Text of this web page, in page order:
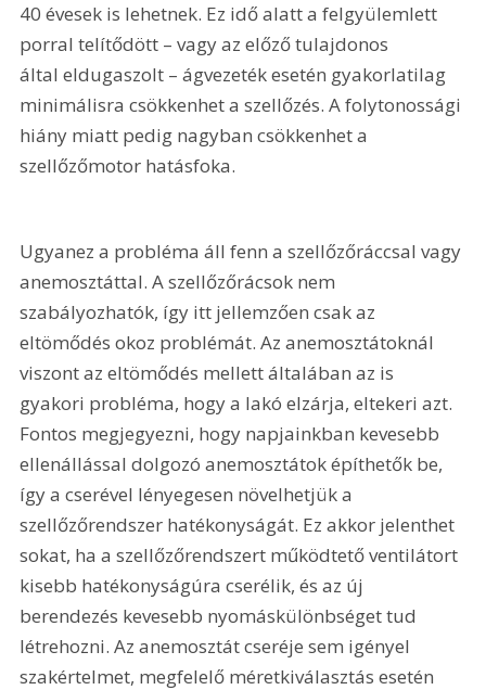
40 évesek is lehetnek. Ez idő alatt a felgyülemlett
porral telítődött – vagy az előző tulajdonos
által eldugaszolt – ágvezeték esetén gyakorlatilag
minimálisra csökkenhet a szellőzés. A folytonossági
hiány miatt pedig nagyban csökkenhet a
szellőzőmotor hatásfoka.
Ugyanez a probléma áll fenn a szellőzőráccsal vagy
anemosztáttal. A szellőzőrácsok nem
szabályozhatók, így itt jellemzően csak az
eltömődés okoz problémát. Az anemosztátoknál
viszont az eltömődés mellett általában az is
gyakori probléma, hogy a lakó elzárja, eltekeri azt.
Fontos megjegyezni, hogy napjainkban kevesebb
ellenállással dolgozó anemosztátok építhetők be,
így a cserével lényegesen növelhetjük a
szellőzőrendszer hatékonyságát. Ez akkor jelenthet
sokat, ha a szellőzőrendszert működtető ventilátort
kisebb hatékonyságúra cserélik, és az új
berendezés kevesebb nyomáskülönbséget tud
létrehozni. Az anemosztát cseréje sem igényel
szakértelmet, megfelelő méretkiválasztás esetén